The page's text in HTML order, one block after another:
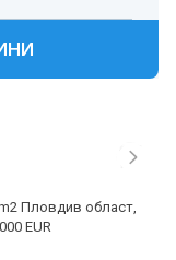
Пловдив област,
EUR